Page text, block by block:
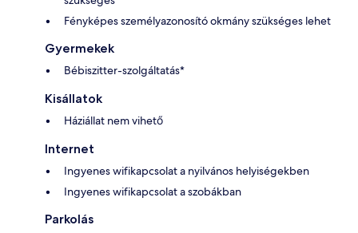
Fényképes személyazonosító okmány szükséges lehet
Gyermekek
Bébiszitter-szolgáltatás*
Kisállatok
Háziállat nem vihető
Internet
Ingyenes wifikapcsolat a nyilvános helyiségekben
Ingyenes wifikapcsolat a szobákban
Parkolás